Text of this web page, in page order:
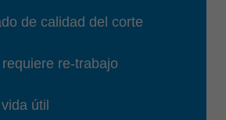
de calidad del corte
re-trabajo
útil